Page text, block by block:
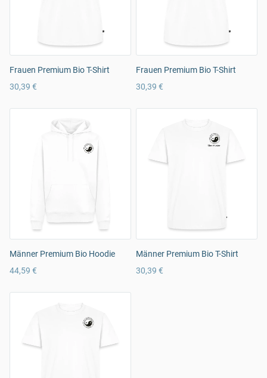
Frauen Premium Bio T-Shirt
30,39 €
Frauen Premium Bio T-Shirt
30,39 €
Männer Premium Bio Hoodie
44,59 €
Männer Premium Bio T-Shirt
30,39 €